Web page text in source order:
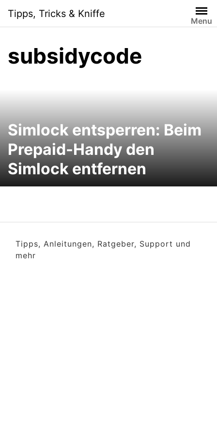
content
Tipps, Tricks & Kniffe
Menu
subsidycode
Simlock entsperren: Beim
Prepaid-Handy den
Simlock entfernen
Tipps, Anleitungen, Ratgeber, Support und
mehr